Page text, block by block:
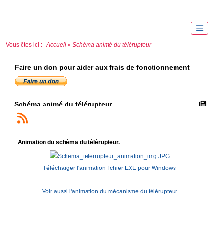
Vous êtes ici : Accueil » Schéma animé du télérupteur
Faire un don pour aider aux frais de fonctionnement
Schéma animé du télérupteur
Animation du schéma du télérupteur.
Télécharger l'animation fichier EXE pour Windows
Voir aussi l'animation du mécanisme du télérupteur